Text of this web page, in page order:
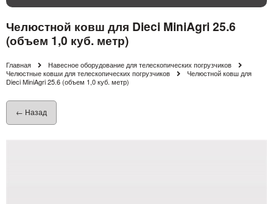
Челюстной ковш для Dieci MiniAgri 25.6
(объем 1,0 куб. метр)
Главная
Навесное оборудование для телескопических погрузчиков
Челюстные ковши для телескопических погрузчиков
Челюстной ковш для
Dieci MiniAgri 25.6 (объем 1,0 куб. метр)
← Назад